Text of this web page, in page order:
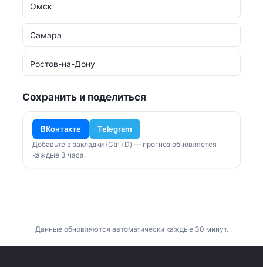
Омск
Самара
Ростов-на-Дону
Сохранить и поделиться
ВКонтакте Telegram
Добавьте в закладки (Ctrl+D) — прогноз обновляется
каждые 3 часа.
Данные обновляются автоматически каждые 30 минут.